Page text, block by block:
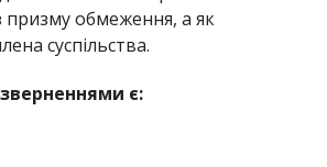
обмеження, а як
суспільства.
є: